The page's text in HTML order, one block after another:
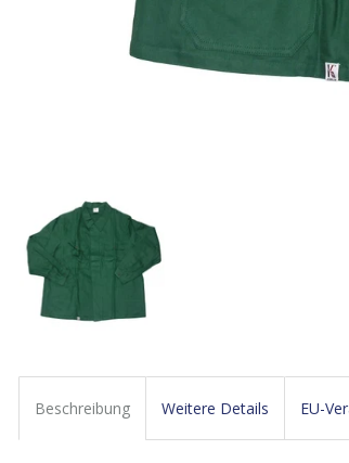
Beschreibung Weitere Details EU-